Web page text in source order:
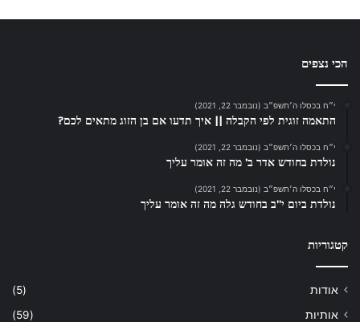
הכי נצפים
י״ח בכסלו ה׳תשפ״ב (נובמבר 22, 2021)
התאמה זוגית לפי הקבלה || איך תדעו אם בן הזוג מתאים לכם?
י״ח בכסלו ה׳תשפ״ב (נובמבר 22, 2021)
נולדת בחודש אדר ב’ מה זה אומר עליך
י״ח בכסלו ה׳תשפ״ב (נובמבר 22, 2021)
נולדת ביום י”ב בחודש גלה מה זה אומר עליך
קטגוריות
אודות
(5)
אותיות
(59)